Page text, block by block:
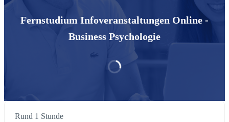
Fernstudium Infoveranstaltungen Online -
Business Psychologie
Rund 1 Stunde